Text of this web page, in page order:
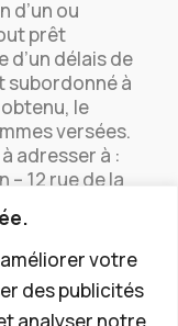
votre
des publicités
analyser notre
d’un ou
prêt
d’un délais de
subordonné à
obtenu, le
versées.
adresser à :
12 rue de la
2 rue de
95.